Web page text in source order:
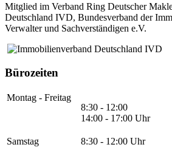
Mitglied im Verband Ring Deutscher
Deutschland IVD, Bundesverband der
Verwalter und Sachverständigen e.V.
Bürozeiten
Montag - Freitag
8:30 - 12:00
14:00 - 17:00 Uhr
Samstag 8:30 - 12:00 Uhr